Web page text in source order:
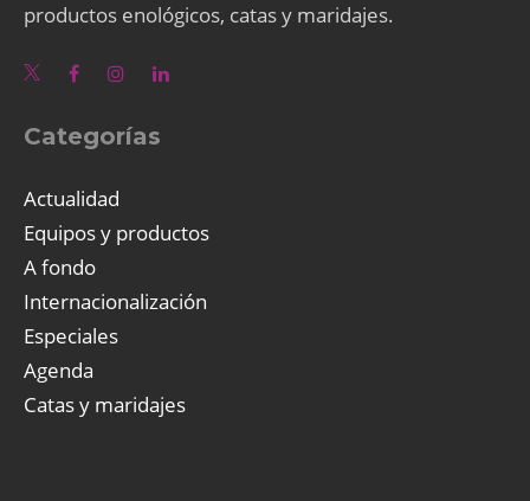
productos enológicos, catas y maridajes.
Categorías
Actualidad
Equipos y productos
A fondo
Internacionalización
Especiales
Agenda
Catas y maridajes